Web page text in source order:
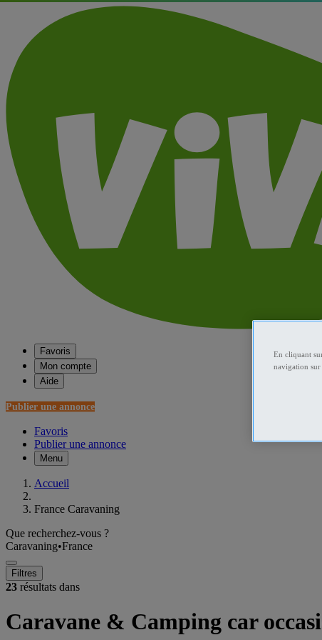
Favoris
Mon compte
Aide
Publier une annonce
Favoris
Publier une annonce
Menu
Accueil
France Caravaning
Que recherchez-vous ?
Caravaning•France
Filtres
23 résultats dans
Caravane & Camping car
En cliquant
navigation sur